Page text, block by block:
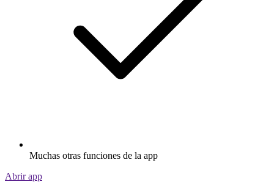
Muchas otras funciones de la app
Abrir app